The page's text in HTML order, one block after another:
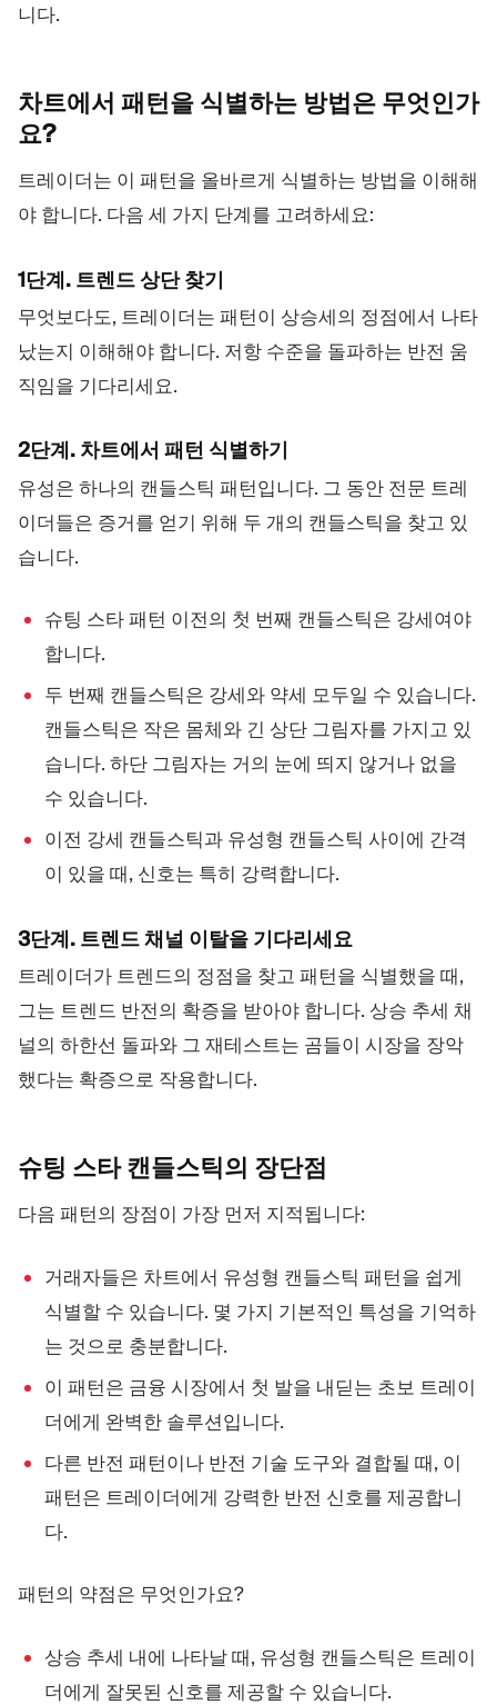
니다.
차트에서 패턴을 식별하는 방법은 무엇인가
요?
트레이더는 이 패턴을 올바르게 식별하는 방법을 이해해
야 합니다. 다음 세 가지 단계를 고려하세요:
1단계. 트렌드 상단 찾기
무엇보다도, 트레이더는 패턴이 상승세의 정점에서 나타
났는지 이해해야 합니다. 저항 수준을 돌파하는 반전 움
직임을 기다리세요.
2단계. 차트에서 패턴 식별하기
유성은 하나의 캔들스틱 패턴입니다. 그 동안 전문 트레
이더들은 증거를 얻기 위해 두 개의 캔들스틱을 찾고 있
습니다.
슈팅 스타 패턴 이전의 첫 번째 캔들스틱은 강세여야
합니다.
두 번째 캔들스틱은 강세와 약세 모두일 수 있습니다.
캔들스틱은 작은 몸체와 긴 상단 그림자를 가지고 있
습니다. 하단 그림자는 거의 눈에 띄지 않거나 없을
수 있습니다.
이전 강세 캔들스틱과 유성형 캔들스틱 사이에 간격
이 있을 때, 신호는 특히 강력합니다.
3단계. 트렌드 채널 이탈을 기다리세요
트레이더가 트렌드의 정점을 찾고 패턴을 식별했을 때,
그는 트렌드 반전의 확증을 받아야 합니다. 상승 추세 채
널의 하한선 돌파와 그 재테스트는 곰들이 시장을 장악
했다는 확증으로 작용합니다.
슈팅 스타 캔들스틱의 장단점
다음 패턴의 장점이 가장 먼저 지적됩니다:
거래자들은 차트에서 유성형 캔들스틱 패턴을 쉽게
식별할 수 있습니다. 몇 가지 기본적인 특성을 기억하
는 것으로 충분합니다.
이 패턴은 금융 시장에서 첫 발을 내딛는 초보 트레이
더에게 완벽한 솔루션입니다.
다른 반전 패턴이나 반전 기술 도구와 결합될 때, 이
패턴은 트레이더에게 강력한 반전 신호를 제공합니
다.
패턴의 약점은 무엇인가요?
상승 추세 내에 나타날 때, 유성형 캔들스틱은 트레이
더에게 잘못된 신호를 제공할 수 있습니다.